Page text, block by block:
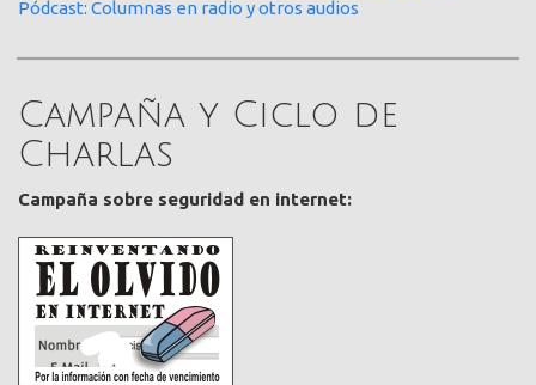
Pódcast: Columnas en radio y otros audios
Campaña y Ciclo de
Charlas
Campaña sobre seguridad en internet: